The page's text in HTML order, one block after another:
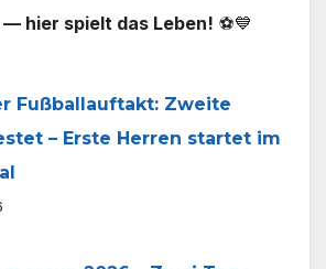
— hier spielt das Leben! ⚽💙
Fußballauftakt: Zweite
– Erste Herren startet im